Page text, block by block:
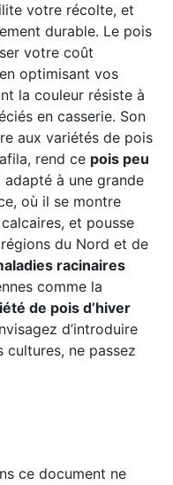
votre récolte, et
durable. Le pois
votre coût
optimisant vos
la couleur résiste à
en casserie. Son
aux variétés de pois
rend ce pois peu
adapté à une grande
où il se montre
et pousse
du Nord et de
racinaires
comme la
de pois d’hiver
d’introduire
ne passez
ce document ne